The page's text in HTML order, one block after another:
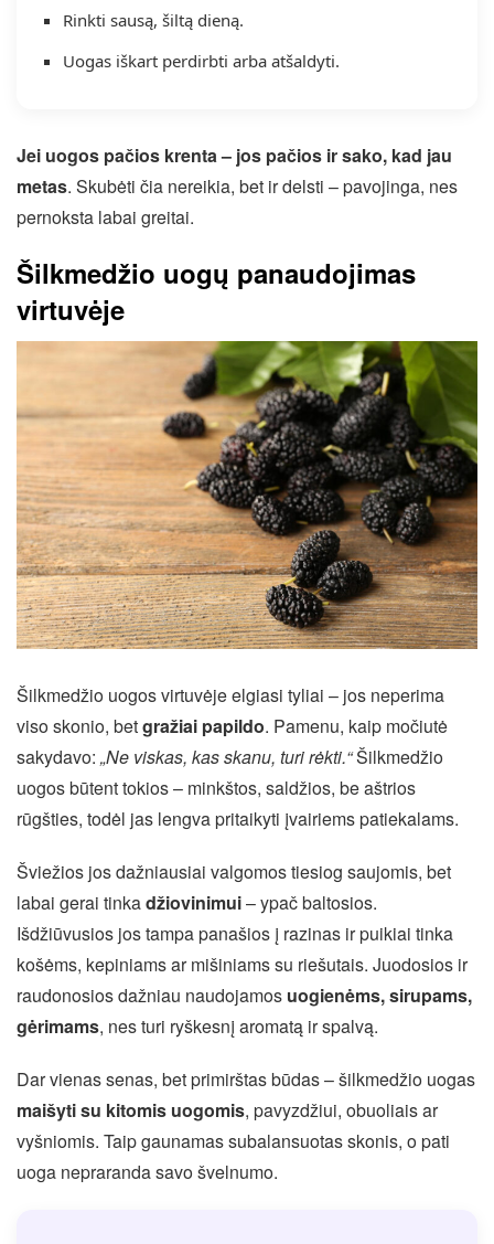
Rinkti sausą, šiltą dieną.
Uogas iškart perdirbti arba atšaldyti.
Jei uogos pačios krenta – jos pačios ir sako, kad jau
metas. Skubėti čia nereikia, bet ir delsti – pavojinga, nes
pernoksta labai greitai.
Šilkmedžio uogų panaudojimas
virtuvėje
Šilkmedžio uogos virtuvėje elgiasi tyliai – jos neperima
viso skonio, betgražiai papildo. Pamenu, kaip močiutė
sakydavo: „Ne viskas, kas skanu, turi rėkti.“Šilkmedžio
uogos būtent tokios – minkštos, saldžios, be aštrios
rūgšties, todėl jas lengva pritaikyti įvairiems patiekalams.
Šviežios jos dažniausiai valgomos tiesiog saujomis, bet
labai gerai tinkadžiovinimui– ypač baltosios.
Išdžiūvusios jos tampa panašios į razinas ir puikiai tinka
košėms, kepiniams ar mišiniams su riešutais. Juodosios ir
raudonosios dažniau naudojamos uogienėms, sirupams,
gėrimams, nes turi ryškesnį aromatą ir spalvą.
Dar vienas senas, bet primirštas būdas – šilkmedžio uogas
maišyti su kitomis uogomis, pavyzdžiui, obuoliais ar
vyšniomis. Taip gaunamas subalansuotas skonis, o pati
uoga nepraranda savo švelnumo.